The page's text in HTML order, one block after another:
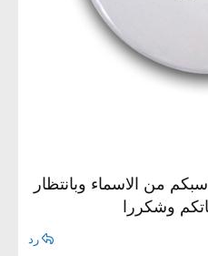
من الاسماء وبانتظار
وشكررا
رد